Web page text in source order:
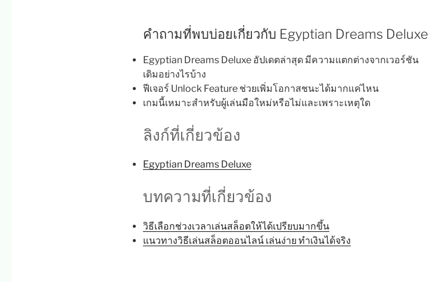
คำถามที่พบบ่อยเกี่ยวกับ Egyptian Dreams Deluxe
Egyptian Dreams Deluxe อัปเดตล่าสุด มีความแตกต่างจากเวอร์ชัน
เดิมอย่างไรบ้าง
ฟีเจอร์ Unlock Feature ช่วยเพิ่มโอกาสชนะได้มากแค่ไหน
เกมนี้เหมาะสำหรับผู้เล่นมือใหม่หรือไม่และเพราะเหตุใด
ลิงก์ที่เกี่ยวข้อง
Egyptian Dreams Deluxe
บทความที่เกี่ยวข้อง
วิธีเลือกช่วงเวลาเล่นสล็อตให้ได้เปรียบมากขึ้น
แนวทางวิธีเล่นสล็อตออนไลน์ เล่นง่าย ทำเงินได้จริง